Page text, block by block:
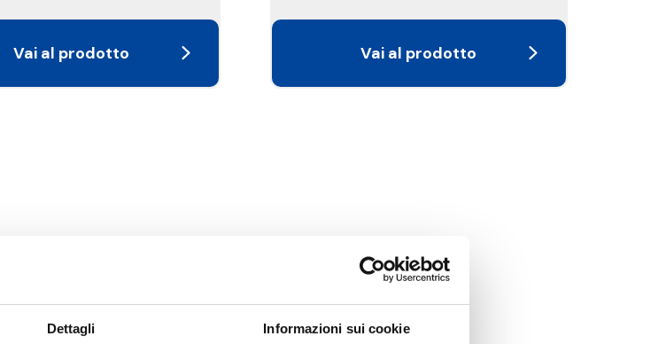
Dettagli Informazioni sui cookie
Vai al prodotto Vai al prodotto